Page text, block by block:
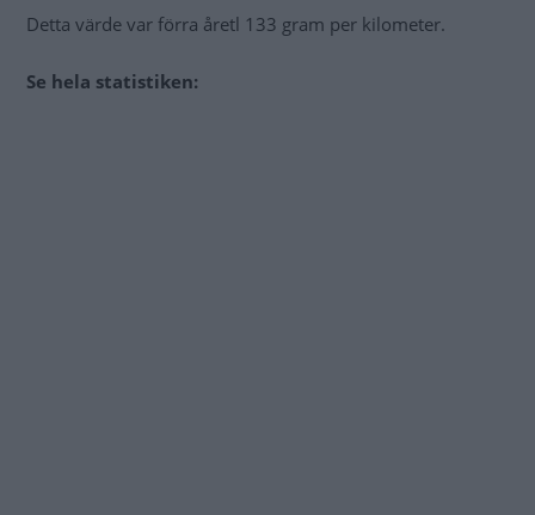
Detta värde var förra åretl 133 gram per kilometer.
Se hela statistiken: